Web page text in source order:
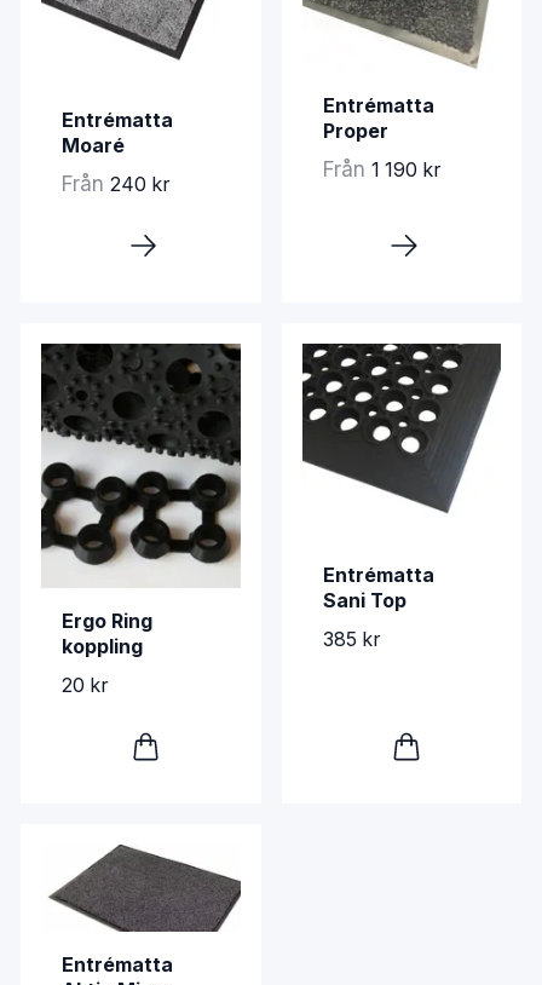
Entrématta
Moaré
Från 240 kr
Entrématta
Proper
Från 1 190 kr
Ergo Ring
koppling
20 kr
Entrématta
Sani Top
385 kr
Entrématta